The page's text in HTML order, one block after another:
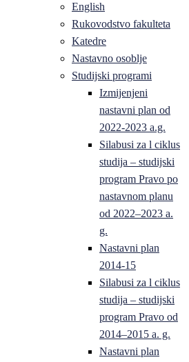
English
Rukovodstvo fakulteta
Katedre
Nastavno osoblje
Studijski programi
Izmijenjeni
nastavni plan od
2022-2023 a.g.
Silabusi za l ciklus
studija – studijski
program Pravo po
nastavnom planu
od 2022–2023 a.
g.
Nastavni plan
2014-15
Silabusi za l ciklus
studija – studijski
program Pravo od
2014–2015 a. g.
Nastavni plan